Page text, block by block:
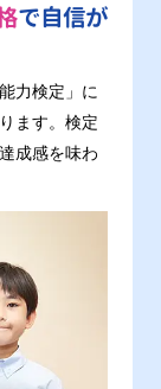
で自信が
力検定」に
ます。検定
成感を味わ